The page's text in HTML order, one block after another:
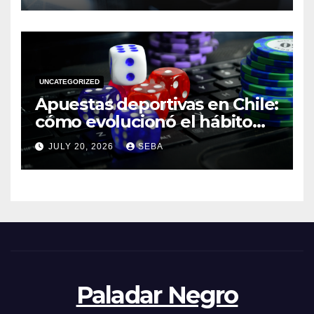
UNCATEGORIZED
Apuestas deportivas en Chile:
cómo evolucionó el hábito
del hincha en la era digital
JULY 20, 2026 SEBA
Paladar Negro